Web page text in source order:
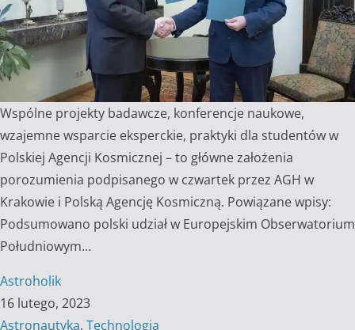
Wspólne projekty badawcze, konferencje naukowe,
wzajemne wsparcie eksperckie, praktyki dla studentów w
Polskiej Agencji Kosmicznej – to główne założenia
porozumienia podpisanego w czwartek przez AGH w
Krakowie i Polską Agencję Kosmiczną. Powiązane wpisy:
Podsumowano polski udział w Europejskim Obserwatorium
Południowym…
Astroholik
16 lutego, 2023
Astronautyka, Technologia